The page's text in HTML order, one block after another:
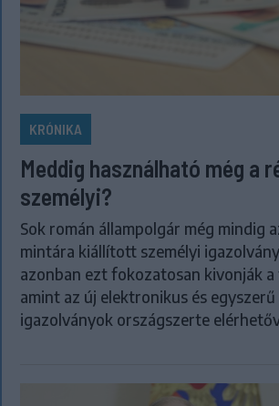
KRÓNIKA
Meddig használható még a
személyi?
Sok román állampolgár még mindig
mintára kiállított személyi
azonban ezt fokozatosan kivonják
amint az új elektronikus és egyszerű
igazolványok országszerte